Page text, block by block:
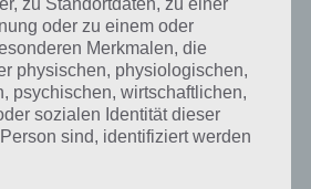
oder zu einem oder
Merkmalen, die
physischen, physiologischen,
psychischen, wirtschaftlichen,
sozialen Identität dieser
sind, identifiziert werden